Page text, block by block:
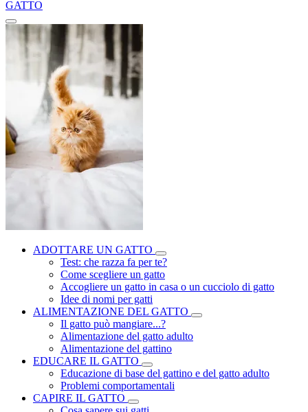
GATTO
ADOTTARE UN GATTO
Test: che razza fa per te?
Come scegliere un gatto
Accogliere un gatto in casa o un cucciolo di gatto
Idee di nomi per gatti
ALIMENTAZIONE DEL GATTO
Il gatto può mangiare...?
Alimentazione del gatto adulto
Alimentazione del gattino
EDUCARE IL GATTO
Educazione di base del gattino e del gatto adulto
Problemi comportamentali
CAPIRE IL GATTO